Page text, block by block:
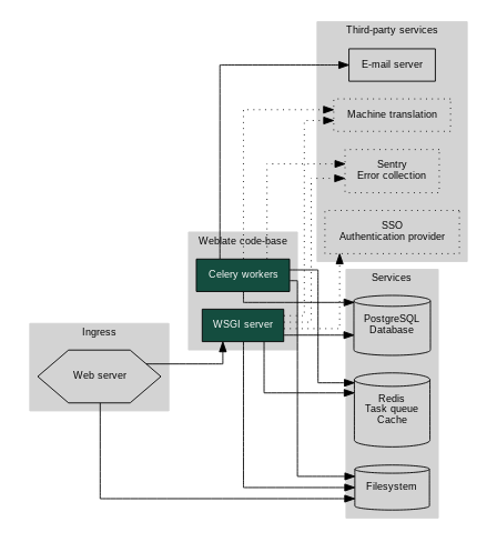
navigation of Instruções de configuração